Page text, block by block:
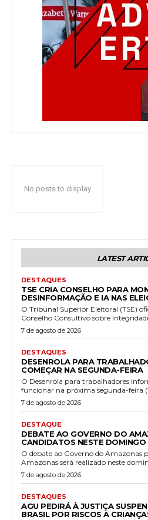
No posts to display
LATEST
DESTAQUES
TSE CRIA CONSELHO PARA
DESINFORMAÇÃO E IA NAS
O Tribunal Superior Eleitoral (TSE)
Conselho Consultivo sobre
7 de agosto de 2026
DESTAQUES
DESENROLA PARA
COMEÇAR NA SEGUNDA-FEIRA
O Desenrola para trabalhadores
funcionar na próxima segunda-feira
7 de agosto de 2026
DESTAQUE
DEBATE AO GOVERNO DO
CANDIDATOS NESTE
O debate ao Governo do Amazonas
Amazonas será realizado neste
7 de agosto de 2026
DESTAQUES
AGU PEDIRÁ À JUSTIÇA
BRASIL POR RISCOS A